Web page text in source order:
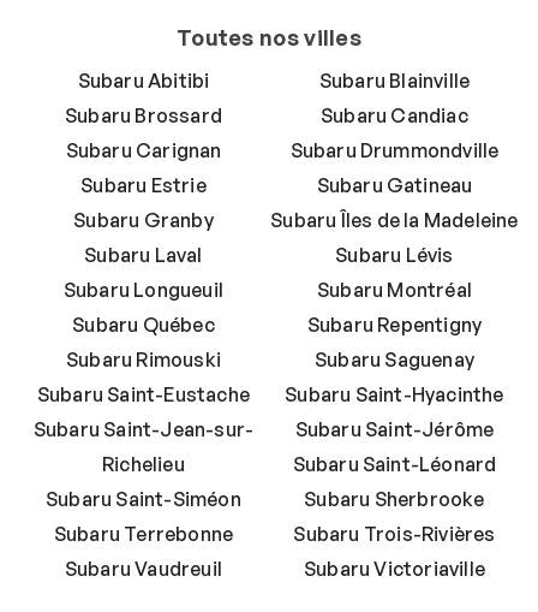
Toutes nos villes
Subaru Abitibi
Subaru Blainville
Subaru Brossard
Subaru Candiac
Subaru Carignan
Subaru Drummondville
Subaru Estrie
Subaru Gatineau
Subaru Granby
Subaru Îles de la Madeleine
Subaru Laval
Subaru Lévis
Subaru Longueuil
Subaru Montréal
Subaru Québec
Subaru Repentigny
Subaru Rimouski
Subaru Saguenay
Subaru Saint-Eustache
Subaru Saint-Hyacinthe
Subaru Saint-Jean-sur-
Richelieu
Subaru Saint-Jérôme
Subaru Saint-Léonard
Subaru Saint-Siméon
Subaru Sherbrooke
Subaru Terrebonne
Subaru Trois-Rivières
Subaru Vaudreuil
Subaru Victoriaville